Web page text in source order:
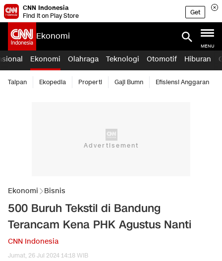
CNN Indonesia
Find it on Play Store
Get
Ekonomi
MENU
Ekonomi Olahraga Teknologi Otomotif Hiburan
Taipan Ekopedia Properti Gaji Bumn Efisiensi Anggaran
Ekonomi Bisnis
500 Buruh Tekstil di Bandung
Terancam Kena PHK Agustus Nanti
CNN Indonesia
Jumat, 26 Jul 2024 14:18 WIB